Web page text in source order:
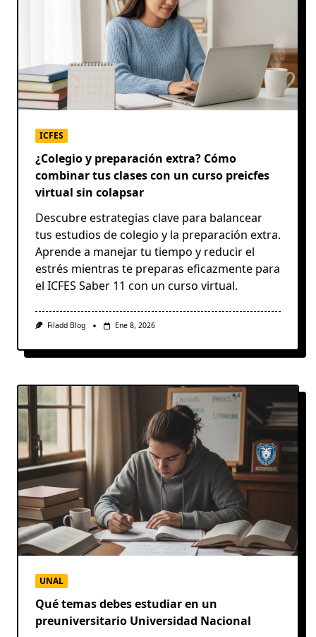
ICFES
¿Colegio y preparación extra? Cómo
combinar tus clases con un curso preicfes
virtual sin colapsar
Descubre estrategias clave para balancear
tus estudios de colegio y la preparación extra.
Aprende a manejar tu tiempo y reducir el
estrés mientras te preparas eficazmente para
el ICFES Saber 11 con un curso virtual.
Filadd Blog Ene 8, 2026
UNAL
Qué temas debes estudiar en un
preuniversitario Universidad Nacional